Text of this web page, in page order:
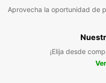
Aprovecha la oportunidad de
¡Elija desde